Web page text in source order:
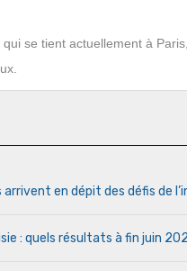
qui se tient actuellement à
arrivent en dépit des défis de
: quels résultats à fin juin